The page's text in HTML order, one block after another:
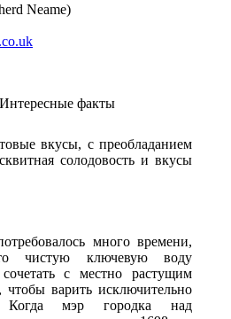
Neame)
Интересные факты
вкусы, с преобладанием
солодовость и вкусы
много времени,
чистую ключевую воду
с местно растущим
варить исключительно
Когда мэр городка над